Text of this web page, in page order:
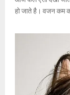
हो जाते है। वजन कम